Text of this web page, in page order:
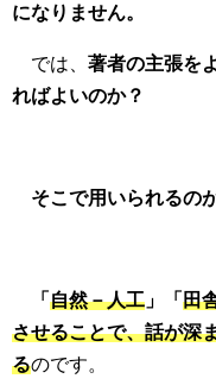
になりません。
では、 著者の主張を
ればよいのか？
そこで用いられるの
「 自然－人工 」「 田
させることで、話が深
るのです。